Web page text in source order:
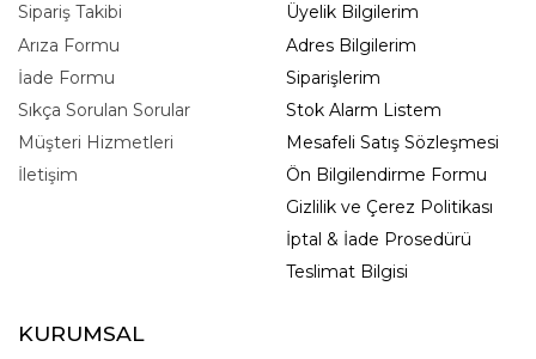
Sipariş Takibi
Arıza Formu
İade Formu
Sıkça Sorulan Sorular
Müşteri Hizmetleri
İletişim
Üyelik Bilgilerim
Adres Bilgilerim
Siparişlerim
Stok Alarm Listem
Mesafeli Satış Sözleşmesi
Ön Bilgilendirme Formu
Gizlilik ve Çerez Politikası
İptal & İade Prosedürü
Teslimat Bilgisi
KURUMSAL